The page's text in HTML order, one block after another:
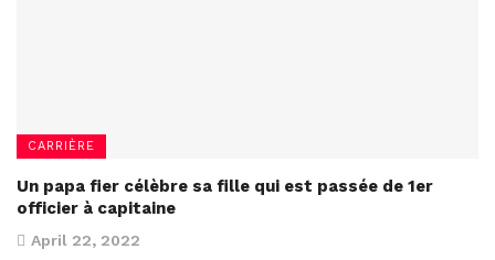
CARRIÈRE
Un papa fier célèbre sa fille qui est passée de 1er
officier à capitaine
April 22, 2022